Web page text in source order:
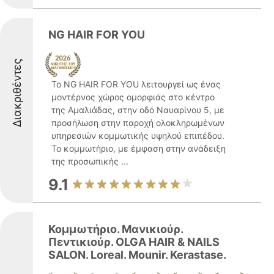
Διακριθέντες
NG HAIR FOR YOU
Το NG HAIR FOR YOU λειτουργεί ως ένας
μοντέρνος χώρος ομορφιάς στο κέντρο
της Αμαλιάδας, στην οδό Ναυαρίνου 5, με
προσήλωση στην παροχή ολοκληρωμένων
υπηρεσιών κομμωτικής υψηλού επιπέδου.
Το κομμωτήριο, με έμφαση στην ανάδειξη
της προσωπικής ...
9.1
Κομμωτήριο. Μανικιούρ.
Πεντικιούρ. OLGA HAIR & NAILS
SALON. Loreal. Mounir. Kerastase.